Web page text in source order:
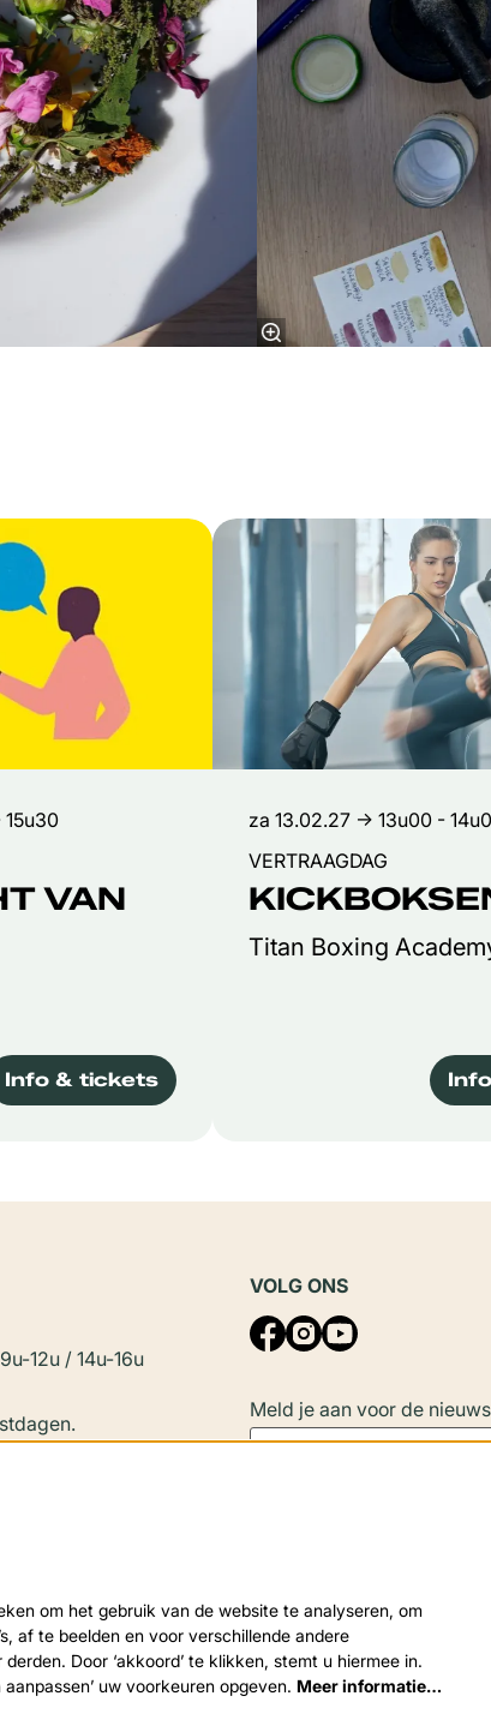
VAN
Info & tickets
Titan Boxing
VERTRAAGDAG
za 13.02.27 → 13u00 -
9u-12u / 14u-16u
en tijdens de
VOLG ONS
Meld je aan voor de
Deze site wordt beschermd door
overeenstemming met de Cloud Data
om het gebruik van de website te analyseren, om
af te beelden en voor verschillende andere
Door ‘akkoord’ te klikken, stemt u hiermee in.
uw voorkeuren opgeven. Meer informatie…